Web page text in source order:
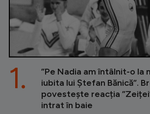
”Pe Nadia am întâlnit-o la
iubita lui Ștefan Bănică”.
povestește reacția
intrat în baie
1.